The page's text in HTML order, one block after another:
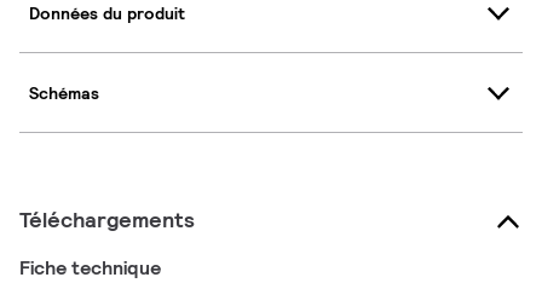
Données du produit
Schémas
Téléchargements
Fiche technique